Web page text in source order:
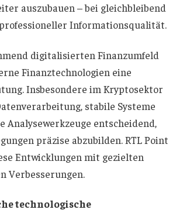
auszubauen – bei gleichbleibend
Informationsqualität.
digitalisierten Finanzumfeld
Finanztechnologien eine
Insbesondere im Kryptosektor
stabile Systeme
Analysewerkzeuge entscheidend,
präzise abzubilden. RTL Point
Entwicklungen mit gezielten
Verbesserungen.
technologische